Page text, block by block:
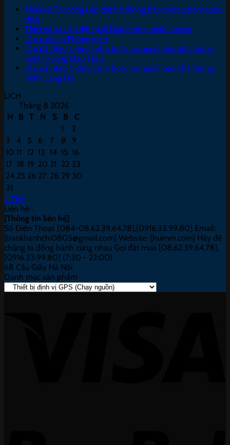
Thiết kế Thi công Lắp đặt hệ thống Báo chống trộm toàn
diện
Thiết kế và Lắp đặt ngôi Nhà thông minh huinvn
Lắp camera Phòng gym
Lắp đặt Báo chống trộm hoặc camera hoặc nhà thông
minh Hoàng Đạo Thúy
Lắp đặt Báo chống trộm hoặc camera hoặc nhà thông
minh Láng Hạ
LỊCH
Tháng 8 2026
H
B T N S B
C
1
2
3
4 5 6 7 8
9
10 11 12 13 14 15 16
17 18 19 20 21 22 23
24 25 26 27 28 29 30
31
« Th5
Liên hệ :
[Thông tin liên hệ]
Số Điện Thoại: [084-08.62.39.64.78],[0916.33.99.80] Email:
[trankhanhchi0805@gmail.com] Website: [huinvn.com] Hãy để
chúng ta đồng hành cùng nhau Gọi đặt mua [08.62.39.64.78],
[0916.33.99.80] (7:30 - 22:00)
68 Cầu Giấy Hà Nội
Danh mục sản phẩm